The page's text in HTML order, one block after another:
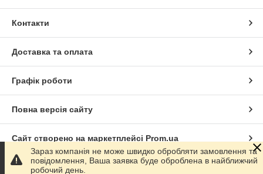
Контакти
Доставка та оплата
Графік роботи
Повна версія сайту
Сайт створено на маркетплейсі Prom.ua
Політика конфіденційності
Зараз компанія не може швидко обробляти замовлення та
повідомлення, Ваша заявка буде оброблена в найближчий
робочий день.